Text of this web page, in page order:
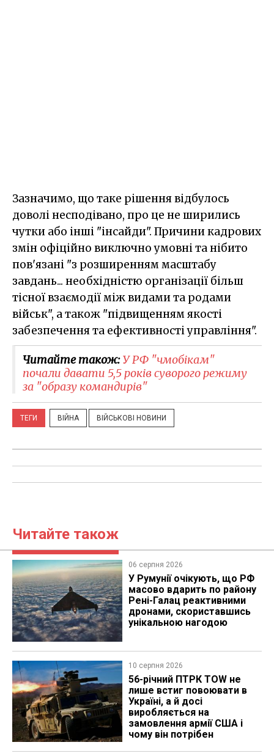
Зазначимо, що таке рішення відбулось
доволі несподівано, про це не ширились
чутки або інші "інсайди". Причини кадрових
змін офіційно виключно умовні та нібито
пов'язані "з розширенням масштабу
завдань... необхідністю організації більш
тісної взаємодії між видами та родами
військ", а також "підвищенням якості
забезпечення та ефективності управління".
Читайте також:У РФ "чмобікам"
почали давати 5,5 років суворого режиму
за "образу командирів"
ТЕГИ ВІЙНА ВІЙСЬКОВІ НОВИНИ
Читайте також
06 серпня 2026
У Румунії очікують, що РФ
масово вдарить по району
Рені-Галац реактивними
дронами, скориставшись
унікальною нагодою
10 серпня 2026
56-річний ПТРК TOW не
лише встиг повоювати в
Україні, а й досі
виробляється на
замовлення армії США і
чому він потрібен